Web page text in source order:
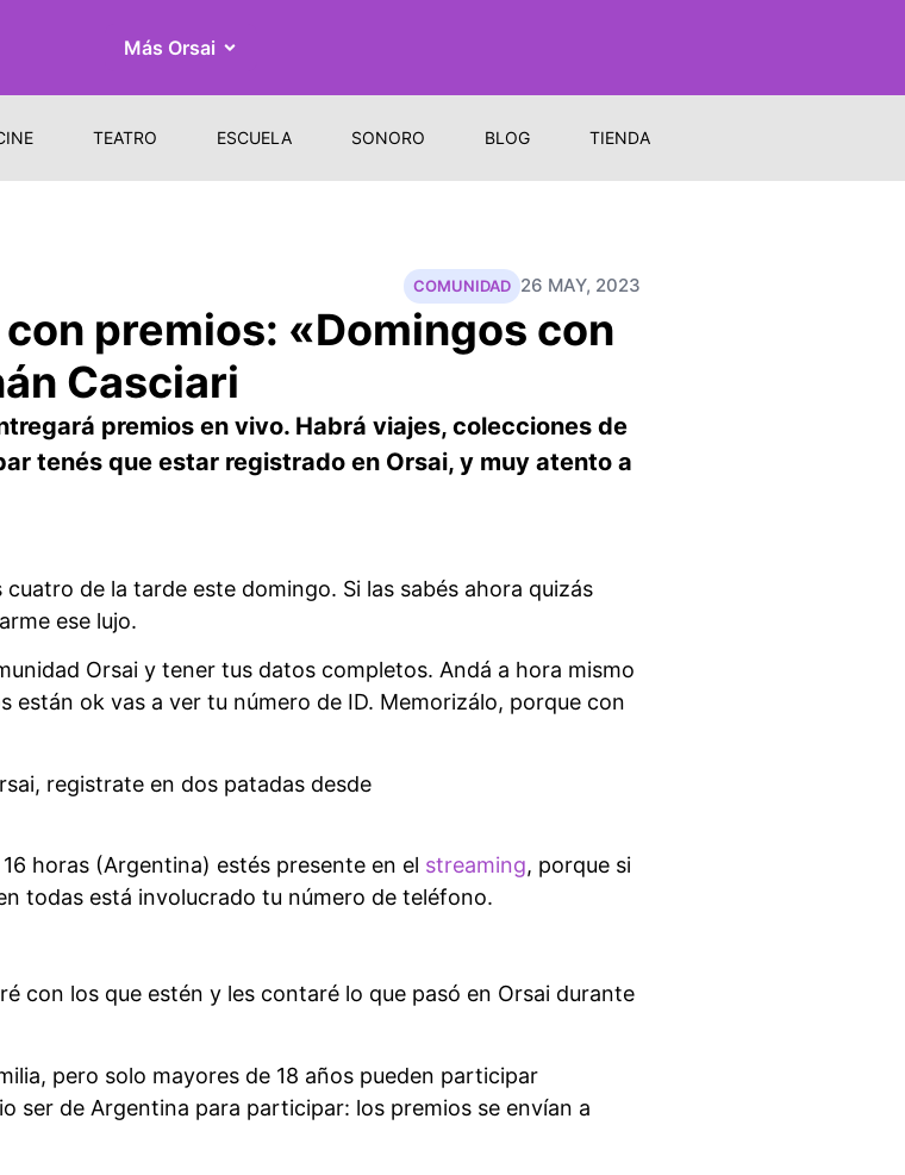
Más Orsai
TEATRO ESCUELA SONORO BLOG TIENDA
26 MAY, 2023
COMUNIDAD
premios: «Domingos con
Casciari
premios en vivo. Habrá viajes, colecciones de
tenés que estar registrado en Orsai, y muy atento a
de la tarde este domingo. Si las sabés ahora quizás
ese lujo.
Orsai y tener tus datos completos. Andá a hora mismo
están ok vas a ver tu número de ID. Memorizálo, porque con
registrate en dos patadas desde
horas (Argentina) estés presente en el streaming, porque si
todas está involucrado tu número de teléfono.
con los que estén y les contaré lo que pasó en Orsai durante
pero solo mayores de 18 años pueden participar
ser de Argentina para participar: los premios se envían a